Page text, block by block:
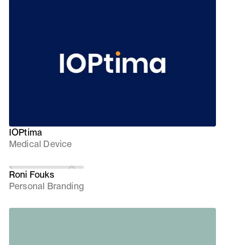
IOPtima
Medical Device
Roni Fouks
Personal Branding